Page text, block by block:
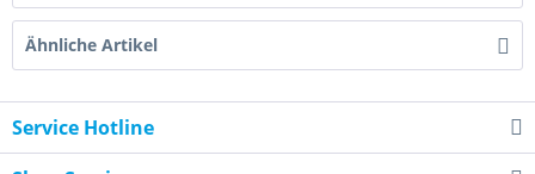
Ähnliche Artikel
Service Hotline